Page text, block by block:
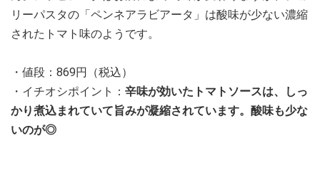
リーパスタの「ペンネアラビアータ」は酸味が少ない濃縮
されたトマト味のようです。
・値段：869円（税込）
・イチオシポイント： 辛味が効いたトマトソースは、しっ
かり煮込まれていて旨みが凝縮されています。酸味も少な
いのが◎